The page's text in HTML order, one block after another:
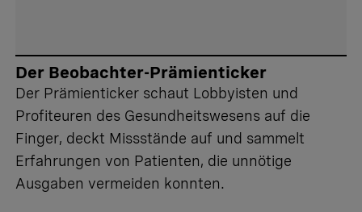
Der Beobachter-Prämienticker
Der Prämienticker schaut Lobbyisten und
Profiteuren des Gesundheitswesens auf die
Finger, deckt Missstände auf und sammelt
Erfahrungen von Patienten, die unnötige
Ausgaben vermeiden konnten.